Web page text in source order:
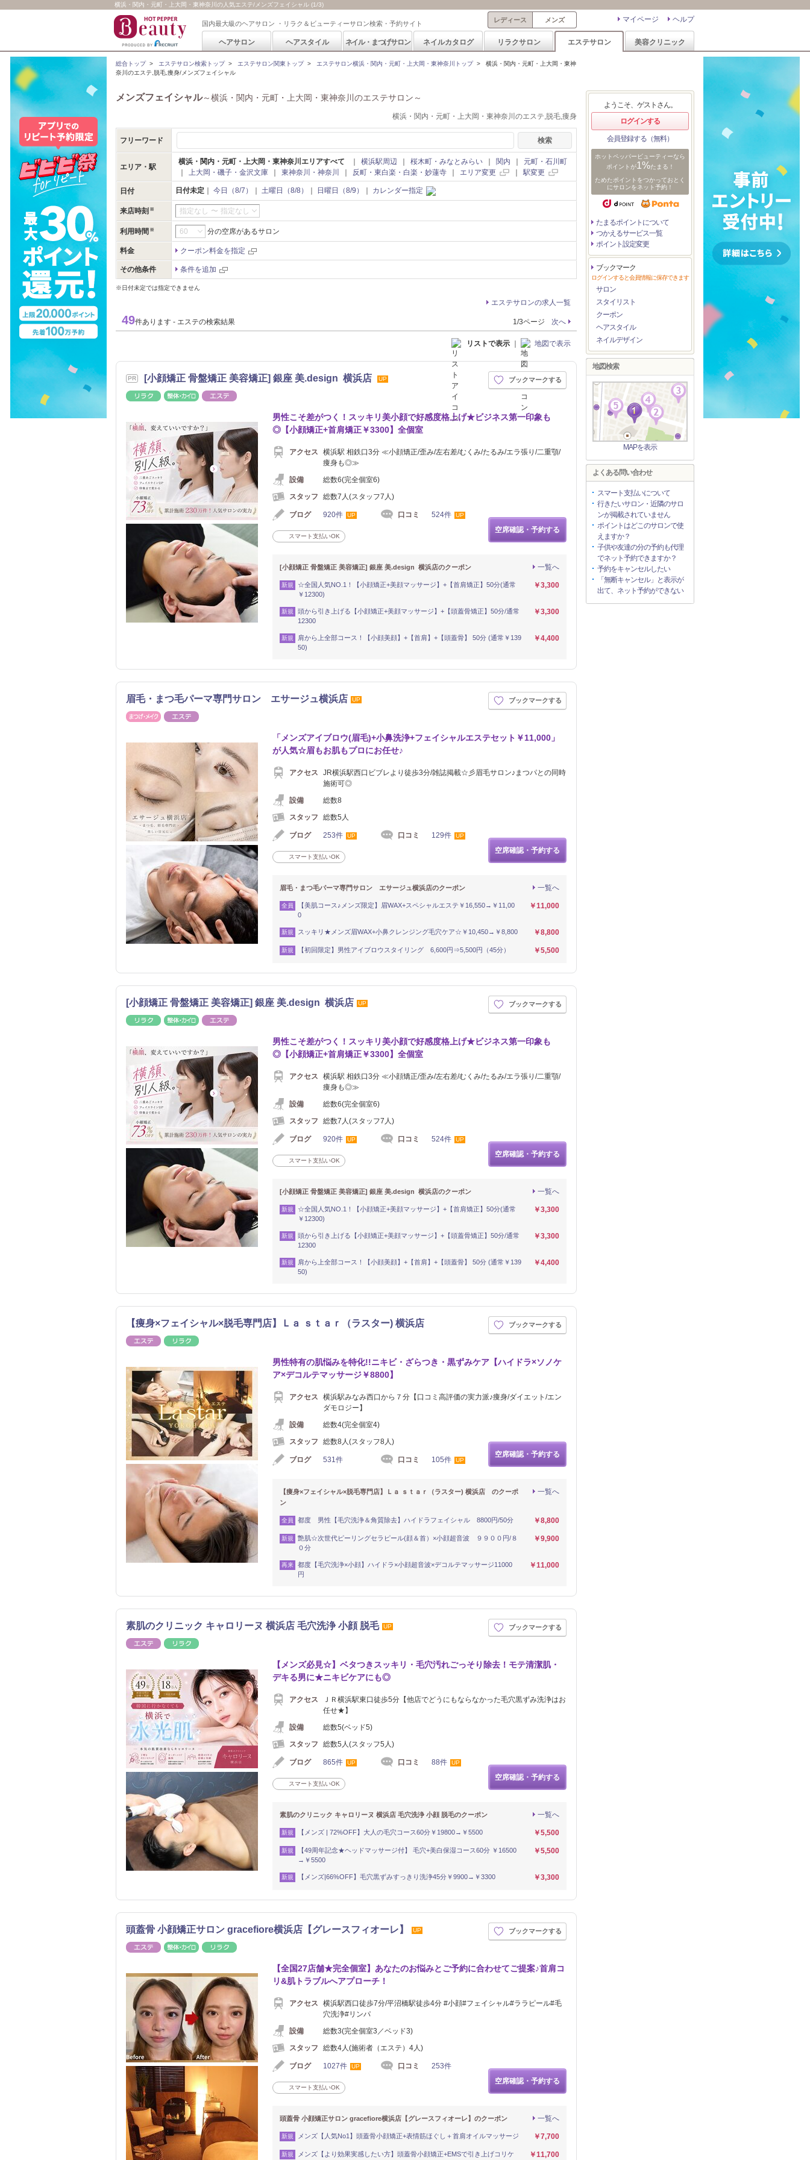
横浜・関内・元町・上大岡・東神奈川の人気エステ/メンズフェイシャル (1/3)
国内最大級のヘアサロン ・リラク＆ビューティーサロン検索・予約サイト ヘルプ
マイページ
レディース メンズ
ヘアサロン ヘアスタイル ネイル・まつげサロン ネイルカタログ リラクサロン エステサロン 美容クリニック
総合トップ> エステサロン検索トップ> エステサロン関東トップ> エステサロン横浜・関内・元町・上大岡・東神奈川トップ> 横浜・関内・元町・上大岡・東神
奈川のエステ,脱毛,痩身/メンズフェイシャル
メンズフェイシャル～横浜・関内・元町・上大岡・東神奈川のエステサロン～
横浜・関内・元町・上大岡・東神奈川のエステ,脱毛,痩身
フリーワード
エリア・駅
横浜・関内・元町・上大岡・東神奈川エリアすべて 横浜駅周辺 桜木町・みなとみらい 関内
元町・石川町
上大岡・磯子・金沢文庫 東神奈川・神奈川 反町・東白楽・白楽・妙蓮寺 エリア変更 駅変更
日付 日付未定 今日（8/7） 土曜日（8/8） 日曜日（8/9） カレンダー指定
来店時刻 指定なし 〜 指定なし
利用時間 分の空席があるサロン
料金 クーポン料金を指定
その他条件 条件を追加
※日付未定では指定できません
エステサロンの求人一覧
49件あります - エステの検索結果 1/3ページ 次へ
リストで表示 ｜ 地図で表示
[小顔矯正 骨盤矯正 美容矯正] 銀座 美.design 横浜店 UP
リラク 整体・カイロ
ブックマークする
男性こそ差がつく！スッキリ美小顔で好感度格上げ★ビジネス第一印象も
◎【小顔矯正+首肩矯正￥3300】全個室
アクセス
横浜駅 相鉄口3分 ≪小顔矯正/歪み/左右差/むくみ/たるみ/エラ張り/二重顎/
痩身も◎≫
設備
総数6(完全個室6)
スタッフ
総数7人(スタッフ7人)
ブログ 920件 UP 口コミ 524件 UP
スマート支払いOK
空席確認・予約する
一覧へ
[小顔矯正 骨盤矯正 美容矯正] 銀座 美.design 横浜店のクーポン
新規
☆全国人気NO.1！【小顔矯正+美顔マッサージ】+【首肩矯正】50分(通常
￥12300)
￥3,300
新規
頭から引き上げる【小顔矯正+美顔マッサージ】+【頭蓋骨矯正】50分/通常
12300
￥3,300
新規
肩から上全部コース！【小顔美顔】+【首肩】+【頭蓋骨】 50分 (通常￥139
50)
￥4,400
眉毛・まつ毛パーマ専門サロン エサージュ横浜店 UP
まつげ・メイク
ブックマークする
「メンズアイブロウ(眉毛)+小鼻洗浄+フェイシャルエステセット￥11,000」
が人気☆眉もお肌もプロにお任せ♪
アクセス
JR横浜駅西口ビブレより徒歩3分/雑誌掲載☆彡眉毛サロン♪まつパとの同時
施術可◎
設備
総数8
スタッフ
総数5人
ブログ 253件 UP 口コミ 129件 UP
スマート支払いOK
空席確認・予約する
一覧へ
眉毛・まつ毛パーマ専門サロン エサージュ横浜店のクーポン
全員
【美肌コース♪メンズ限定】眉WAX+スペシャルエステ￥16,550→￥11,00
0
￥11,000
新規 スッキリ★メンズ眉WAX+小鼻クレンジング毛穴ケア☆￥10,450→￥8,800 ￥8,800
新規 【初回限定】男性アイブロウスタイリング 6,600円⇒5,500円（45分） ￥5,500
[小顔矯正 骨盤矯正 美容矯正] 銀座 美.design 横浜店 UP
リラク 整体・カイロ
ブックマークする
男性こそ差がつく！スッキリ美小顔で好感度格上げ★ビジネス第一印象も
◎【小顔矯正+首肩矯正￥3300】全個室
アクセス
横浜駅 相鉄口3分 ≪小顔矯正/歪み/左右差/むくみ/たるみ/エラ張り/二重顎/
痩身も◎≫
設備
総数6(完全個室6)
スタッフ
総数7人(スタッフ7人)
ブログ 920件 UP 口コミ 524件 UP
スマート支払いOK
空席確認・予約する
一覧へ
[小顔矯正 骨盤矯正 美容矯正] 銀座 美.design 横浜店のクーポン
新規
☆全国人気NO.1！【小顔矯正+美顔マッサージ】+【首肩矯正】50分(通常
￥12300)
￥3,300
新規
頭から引き上げる【小顔矯正+美顔マッサージ】+【頭蓋骨矯正】50分/通常
12300
￥3,300
新規
肩から上全部コース！【小顔美顔】+【首肩】+【頭蓋骨】 50分 (通常￥139
50)
￥4,400
【痩身×フェイシャル×脱毛専門店】Ｌａ ｓｔａｒ（ラスター) 横浜店
エステ
ブックマークする
男性特有の肌悩みを特化!!ニキビ・ざらつき・黒ずみケア【ハイドラ×ソノケ
ア×デコルテマッサージ￥8800】
アクセス
横浜駅みなみ西口から７分【口コミ高評価の実力派♪痩身/ダイエット/エン
ダモロジー】
設備
総数4(完全個室4)
スタッフ
総数8人(スタッフ8人)
ブログ 531件 口コミ 105件 UP
空席確認・予約する
一覧へ
【痩身×フェイシャル×脱毛専門店】Ｌａ ｓｔａｒ（ラスター) 横浜店 のクーポ
ン
全員 都度 男性【毛穴洗浄＆角質除去】ハイドラフェイシャル 8800円/50分 ￥8,800
新規
艶肌☆次世代ピーリングセラピール(顔＆首）×小顔超音波 ９９００円/８
０分
￥9,900
再来
都度【毛穴洗浄×小顔】ハイドラ×小顔超音波×デコルテマッサージ11000
円
￥11,000
素肌のクリニック キャロリーヌ 横浜店 毛穴洗浄 小顔 脱毛 UP
エステ
ブックマークする
【メンズ必見☆】ベタつきスッキリ・毛穴汚れごっそり除去！モテ清潔肌・
デキる男に★ニキビケアにも◎
アクセス
ＪＲ横浜駅東口徒歩5分【他店でどうにもならなかった毛穴黒ずみ洗浄はお
任せ★】
設備
総数5(ベッド5)
スタッフ
総数5人(スタッフ5人)
ブログ 865件 UP 口コミ 88件 UP
スマート支払いOK
空席確認・予約する
一覧へ
素肌のクリニック キャロリーヌ 横浜店 毛穴洗浄 小顔 脱毛のクーポン
新規 【メンズ | 72%OFF】大人の毛穴コース60分￥19800→￥5500 ￥5,500
新規
【49周年記念★ヘッドマッサージ付】 毛穴+美白保湿コース60分 ￥16500
→￥5500
￥5,500
新規 【メンズ|66%OFF】毛穴黒ずみすっきり洗浄45分￥9900→￥3300 ￥3,300
頭蓋骨 小顔矯正サロン gracefiore横浜店【グレースフィオーレ】 UP
エステ 整体・カイロ
ブックマークする
【全国27店舗★完全個室】あなたのお悩みとご予約に合わせてご提案♪首肩コ
リ&肌トラブルへアプローチ！
アクセス
横浜駅西口徒歩7分/平沼橋駅徒歩4分 #小顔#フェイシャル#ララピール#毛
穴洗浄#リンパ
設備
総数3(完全個室3／ベッド3)
スタッフ
総数4人(施術者（エステ）4人)
ブログ 1027件 UP 口コミ 253件
スマート支払いOK
空席確認・予約する
一覧へ
頭蓋骨 小顔矯正サロン gracefiore横浜店【グレースフィオーレ】のクーポン
新規 メンズ【人気No1】頭蓋骨小顔矯正+表情筋ほぐし＋首肩オイルマッサージ ￥7,700
新規
メンズ【より効果実感したい方】頭蓋骨小顔矯正+EMSで引き上げコリケ
￥11,700
ようこそ、ゲストさん。
ログインする
会員登録する（無料）
ホットペッパービューティーなら
ポイントが1%たまる！
ためたポイントをつかっておとく
にサロンをネット予約！
たまるポイントについて
つかえるサービス一覧
ポイント設定変更
ブックマーク
ログインすると会員情報に保存できます
サロン
スタイリスト
クーポン
ヘアスタイル
ネイルデザイン
地図検索
MAPを表示
よくある問い合わせ
スマート支払いについて
行きたいサロン・近隣のサロ
ンが掲載されていません
ポイントはどこのサロンで使
えますか？
子供や友達の分の予約も代理
でネット予約できますか？
予約をキャンセルしたい
「無断キャンセル」と表示が
出て、ネット予約ができない